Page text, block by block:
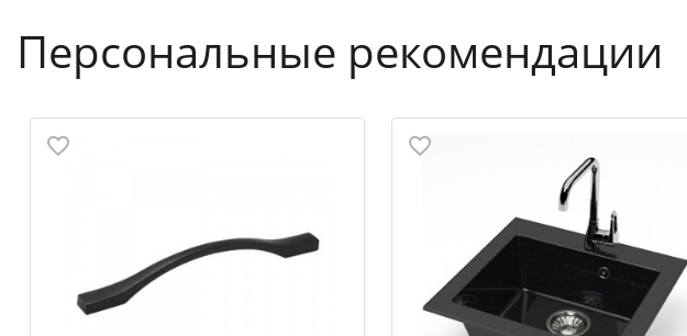
Персональные рекомендации